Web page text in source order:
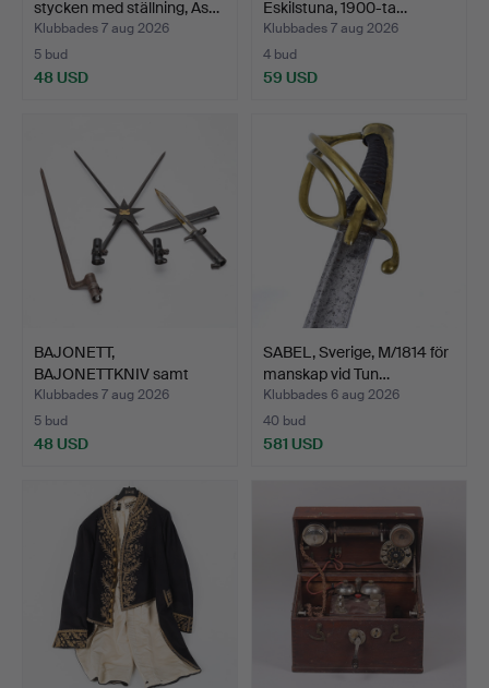
stycken med ställning, As…
Klubbades 7 aug 2026
5 bud
48 USD
Eskilstuna, 1900-ta…
Klubbades 7 aug 2026
4 bud
59 USD
BAJONETT,
BAJONETTKNIV samt
VÄGGLJUSSTAKE,…
Klubbades 7 aug 2026
5 bud
48 USD
SABEL, Sverige, M/1814 för
manskap vid Tun…
Klubbades 6 aug 2026
40 bud
581 USD